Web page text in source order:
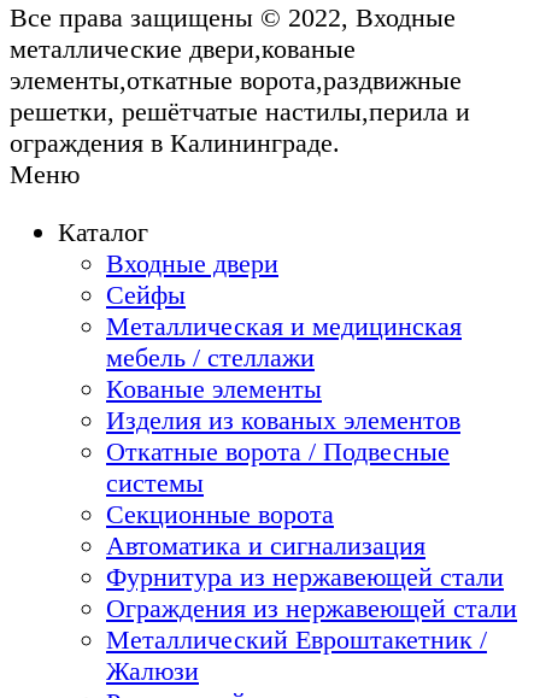
Все права защищены © 2022, Входные
металлические двери,кованые
элементы,откатные ворота,раздвижные
решетки, решётчатые настилы,перила и
ограждения в Калининграде.
Меню
Каталог
Входные двери
Сейфы
Металлическая и медицинская
мебель / стеллажи
Кованые элементы
Изделия из кованых элементов
Откатные ворота / Подвесные
системы
Секционные ворота
Автоматика и сигнализация
Фурнитура из нержавеющей стали
Ограждения из нержавеющей стали
Металлический Евроштакетник /
Жалюзи